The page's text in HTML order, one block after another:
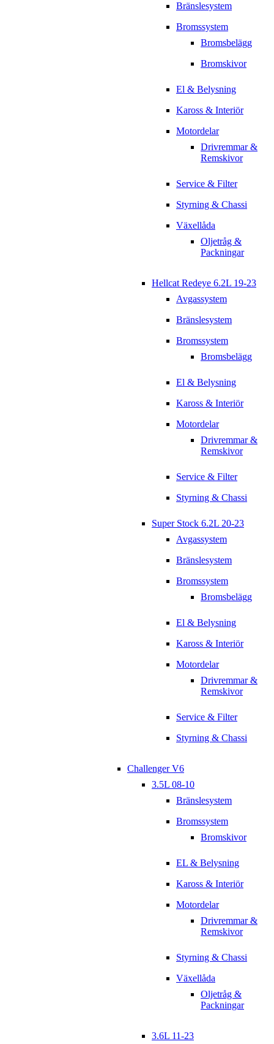
Bränslesystem
Bromssystem
Bromsbelägg
Bromskivor
El & Belysning
Kaross & Interiör
Motordelar
Drivremmar &
Remskivor
Service & Filter
Styrning & Chassi
Växellåda
Oljetråg &
Packningar
Hellcat Redeye 6.2L 19-23
Avgassystem
Bränslesystem
Bromssystem
Bromsbelägg
El & Belysning
Kaross & Interiör
Motordelar
Drivremmar &
Remskivor
Service & Filter
Styrning & Chassi
Super Stock 6.2L 20-23
Avgassystem
Bränslesystem
Bromssystem
Bromsbelägg
El & Belysning
Kaross & Interiör
Motordelar
Drivremmar &
Remskivor
Service & Filter
Styrning & Chassi
Challenger V6
3.5L 08-10
Bränslesystem
Bromssystem
Bromskivor
EL & Belysning
Kaross & Interiör
Motordelar
Drivremmar &
Remskivor
Styrning & Chassi
Växellåda
Oljetråg &
Packningar
3.6L 11-23